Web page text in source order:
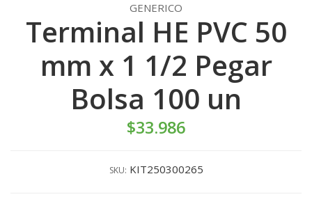
GENERICO
Terminal HE PVC 50
mm x 1 1/2 Pegar
Bolsa 100 un
$33.986
SKU: KIT250300265